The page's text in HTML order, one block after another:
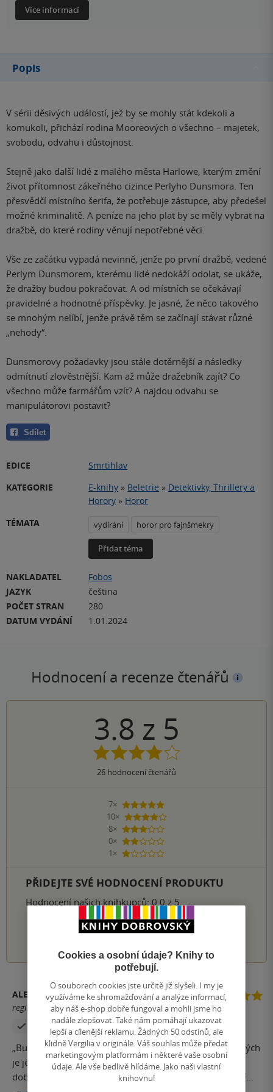
Více informací
Popis
V sérii děsivých událostí, jež by se mohly stát kdekoli a
komukoli, přichází rodina Mooreových o všechno – majetek,
svobodu, odvahu i důstojnost.
Stejně jako další lidé z malého města Harlowe, kterým změní
život přítomnost zákeřného cizince Perlyho Dunsmora. Ten
přesvědčí místního šerifa, že potřebuje zástupce, aby předešel
možné kriminalitě. A peníze na jeho plat by se měly vybrat na
dražbě, do které rodiny věnují nepotřebné věci.
Vše ze začátku vypadá nevinně, jenže po první dražbě, vedené
Perlym Dunsmorem, kterému lidé nedokáží odolat, se ukáže,
že dražby budou pokračovat. A od místních se očekávají
pravidelné a hodnotné příspěvky. Je jasné, že něco takového
se mnohým nelíbí, jenže právě těm se začínají stávat různé
„nehody“.
Dunsmorovy požadavky jsou stále dotěrnější a následky
odmítnutí zlověstnější. Kam až může dražebník zajít? Co
všechno může farmářům vzít? A najdou odvahu se
manipulátorovi postavit?
Sdílet
EDICE
Smrtihlav
KATEGORIE
E-knihy » Beletrie » Detektivky, Thrillery a
Horory » Horor
TÉMATA
vydírání horor pro fajnšmekry
Přidat téma
NAKLADATEL
Fobos
JAZYK
čeština
POČET STRAN
280
DATUM VYDÁNÍ
1.01.2024
Hodnocení a recenze čtenářů
3.8 z 5
26 hodnocení čtenářů
7×
5 hvězdiček
10×
4 hvězdičky
8×
3 hvězdičky
0×
2 hvězdičky
1×
1 hvezdička
PŘIDEJTE SVÉ HODNOCENÍ PRODUKTU
Hodnocení našich knihkupců: 0.0 z 5
1 2 3 4 5
ALEŠ RICHTER
registrovaný uživatel
Zakoupil produkt
„Buď se podvol, nebo uteč.“ Farmářská rodina Mooreových
je jednoho dne požádána o pár nepotřebných věcí do
dobročinné sbírky, jejíž výtěžek má posloužit k rozšíření
Cookies a osobní údaje? Knihy to
potřebují.
O souborech cookies jste určitě již slyšeli. I my je
využíváme ke shromažďování a analýze informací,
aby náš e-shop dobře fungoval a mohli jsme ho
nadále zlepšovat. Také nám pomáhají ukazovat
lepší a cílenější reklamu. Žádných 50 odstínů, ale
klidně Vergilia v originále. Váš souhlas může předat
marketingovým platformám i některé vaše osobní
údaje. Ale vše bedlivě hlídáme. Jako naši vlastní
knihovnu!